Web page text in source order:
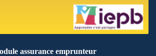
assurance emprunteur